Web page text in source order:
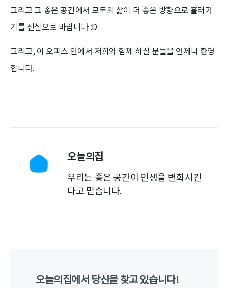
그리고 그 좋은 공간에서 모두의 삶이 더 좋은 방향으로 흘러가
기를 진심으로 바랍니다 :D
그리고, 이 오피스 안에서 저희와 함께 하실 분들을 언제나 환영
합니다.
오늘의집
우리는 좋은 공간이 인생을 변화시킨
다고 믿습니다.
오늘의집에서 당신을 찾고 있습니다!